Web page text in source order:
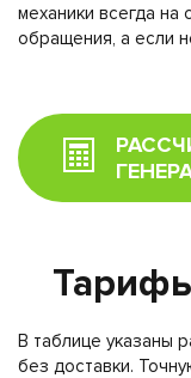
механики всегда на
обращения, а если
В таблице указаны
без доставки.